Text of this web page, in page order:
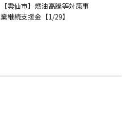
【雲仙市】燃油高騰等対策事
業継続支援金【1/29】